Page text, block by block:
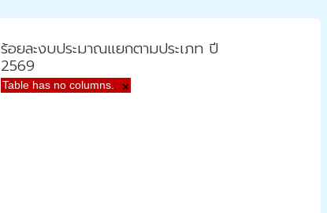
ร้อยละงบประมาณแยกตามประเภท ปี
2569
Table has no columns. ×